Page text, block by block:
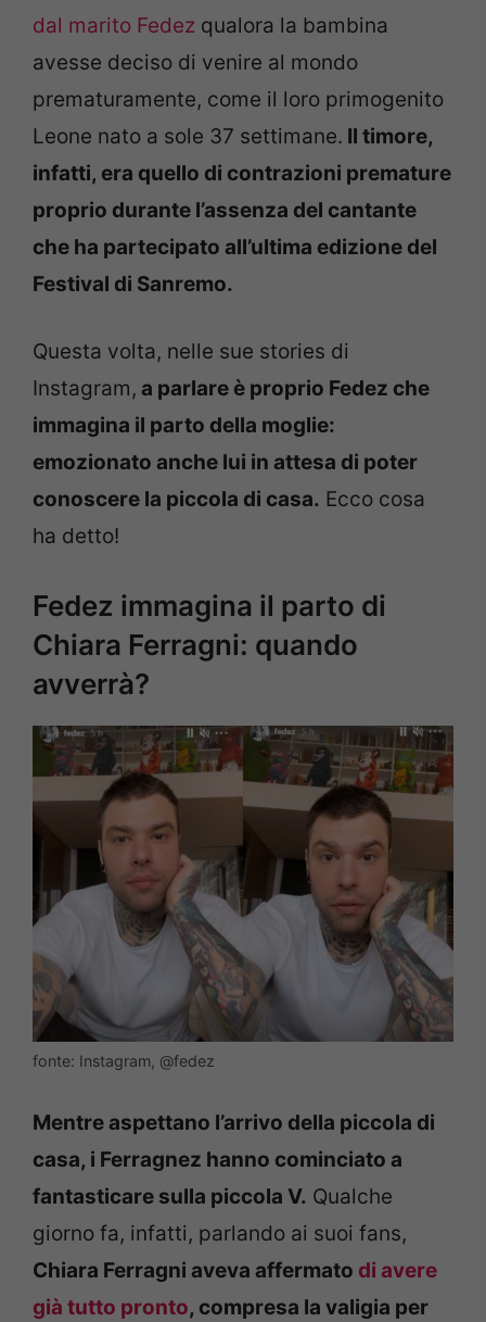
dal marito Fedez qualora la bambina
avesse deciso di venire al mondo
prematuramente, come il loro primogenito
Leone nato a sole 37 settimane. Il timore,
infatti, era quello di contrazioni premature
proprio durante l’assenza del cantante
che ha partecipato all’ultima edizione del
Festival di Sanremo.
Questa volta, nelle sue stories di
Instagram, a parlare è proprio Fedez che
immagina il parto della moglie:
emozionato anche lui in attesa di poter
conoscere la piccola di casa. Ecco cosa
ha detto!
Fedez immagina il parto di
Chiara Ferragni: quando
avverrà?
fonte: Instagram, @fedez
Mentre aspettano l’arrivo della piccola di
casa, i Ferragnez hanno cominciato a
fantasticare sulla piccola V. Qualche
giorno fa, infatti, parlando ai suoi fans,
Chiara Ferragni aveva affermato di avere
già tutto pronto, compresa la valigia per